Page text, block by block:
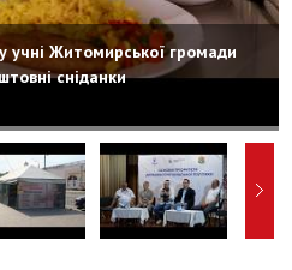
учні Житомирської громади
сніданки